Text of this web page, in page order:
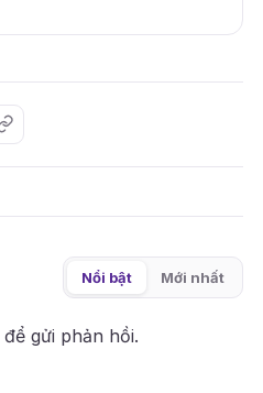
Nổi bật Mới nhất
để gửi phản hồi.